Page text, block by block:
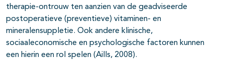
therapie-ontrouw ten aanzien van de geadviseerde
postoperatieve (preventieve) vitaminen- en
mineralensuppletie. Ook andere klinische,
sociaaleconomische en psychologische factoren kunnen
een hierin een rol spelen (Aills, 2008).